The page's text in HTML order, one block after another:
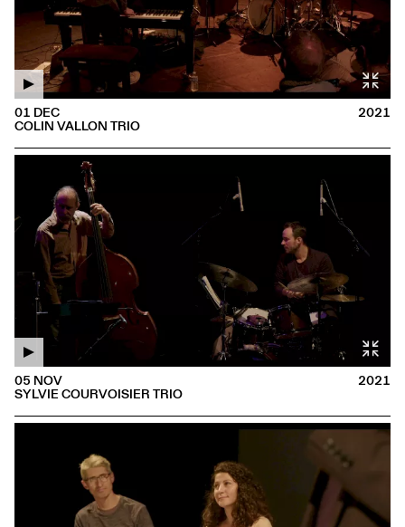
COLIN VALLON TRIO
01 DEC 2021
SYLVIE COURVOISIER TRIO
05 NOV 2021